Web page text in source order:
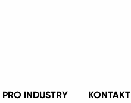
PRO INDUSTRY KONTAKT